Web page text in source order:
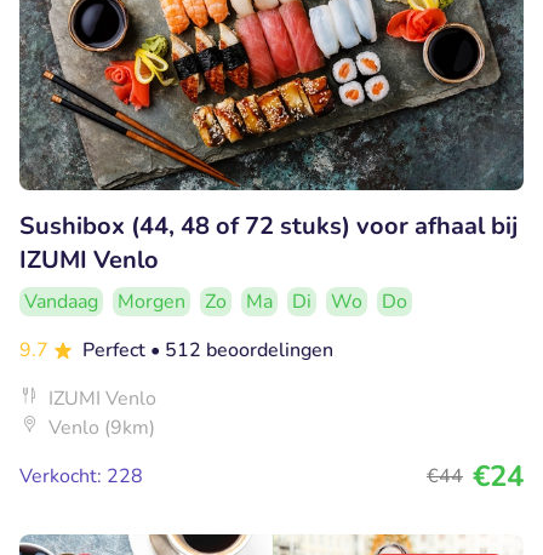
Sushibox (44, 48 of 72 stuks) voor afhaal bij
IZUMI Venlo
Vandaag Morgen Zo Ma Di Wo
Do
9.7
Perfect • 512 beoordelingen
IZUMI Venlo
Venlo (9km)
Verkocht: 228
€44 €24